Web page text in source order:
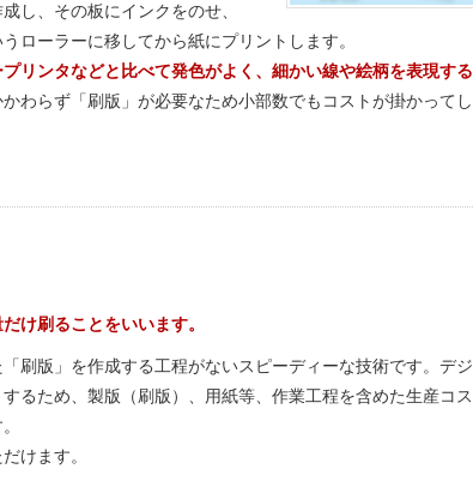
し、その板にインクをのせ、
ローラーに移してから紙にプリントします。
リンタなどと比べて発色がよく、細かい線や絵柄を表現する
わらず「刷版」が必要なため小部数でもコストが掛かってし
け刷ることをいいます。
刷版」を作成する工程がないスピーディーな技術です。デジ
るため、製版（刷版）、用紙等、作業工程を含めた生産コス
けます。